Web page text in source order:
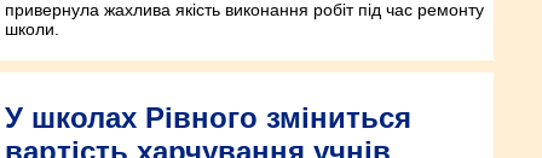
привернула жахлива якість виконання робіт під час ремонту
школи.
У школах Рівного зміниться
вартість харчування учнів